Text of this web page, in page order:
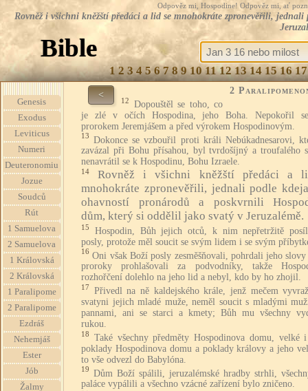
Odpověz mi, Hospodine! Odpověz mi, ať
Rovněž i všichni kněžští předáci a lid se mnohokráte zpronevěřili,
Bible
1 2 3 4 5 6 7 8 9 10 11 12 13 14 15 16 17
Genesis
Exodus
Leviticus
Numeri
Deuteronomiu
Jozue
Soudců
Rút
1 Samuelova
2 Samuelova
1 Královská
2 Královská
1 Paralipome
2 Paralipome
Ezdráš
Nehemjáš
Ester
Jób
Žalmy
< 2
12
Dopouštěl se toho, co
je zlé v očích Hospodina, jeho Boha. Nepokořil
prorokem Jeremjášem a před výrokem Hospodinovým.
13 Dokonce se vzbouřil proti králi Nebúkadnesarovi,
zavázal při Bohu přísahou, byl tvrdošíjný a troufalého
nenavrátil se k Hospodinu, Bohu Izraele.
14
Rovněž i všichni kněžští předáci a
mnohokráte zpronevěřili, jednali podle
ohavností pronárodů a poskvrnili
dům, který si oddělil jako svatý v Jeruzalémě.
15
Hospodin, Bůh jejich otců, k nim nepřetržitě
posly, protože měl soucit se svým lidem i se svým
16 Oni však Boží posly zesměšňovali, pohrdali jeho slovy
proroky prohlašovali za podvodníky, takže
rozhořčení dolehlo na jeho lid a nebyl, kdo by ho zhojil.
17
Přivedl na ně kaldejského krále, jenž mečem
svatyni jejich mladé muže, neměl soucit s mladými
pannami, ani se starci a kmety; Bůh mu všechny
rukou.
18
Také všechny předměty Hospodinova domu, velké
poklady Hospodinova domu a poklady královy a jeho
to vše odvezl do Babylóna.
19 Dům Boží spálili, jeruzalémské hradby strhli,
paláce vypálili a všechno vzácné zařízení bylo zničeno.